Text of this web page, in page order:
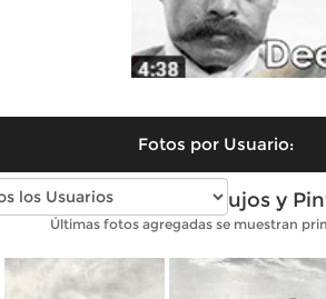
Fotos por Usuario:
Fotos antiguas de Dibujos y
Últimas fotos agregadas se muestran